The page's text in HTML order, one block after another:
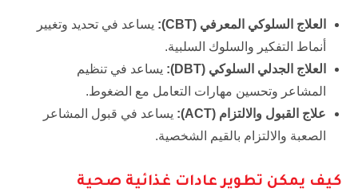
العلاج السلوكي المعرفي (CBT
): يساعد في تحديد وتغيير
أنماط التفكير والسلوك السلبية.
العلاج الجدلي السلوكي (DBT
): يساعد في تنظيم
المشاعر وتحسين مهارات التعامل مع الضغوط.
علاج القبول والالتزام (ACT
): يساعد في قبول المشاعر
الصعبة والالتزام بالقيم الشخصية.
كيف يمكن تطوير عادات غذائية صحية